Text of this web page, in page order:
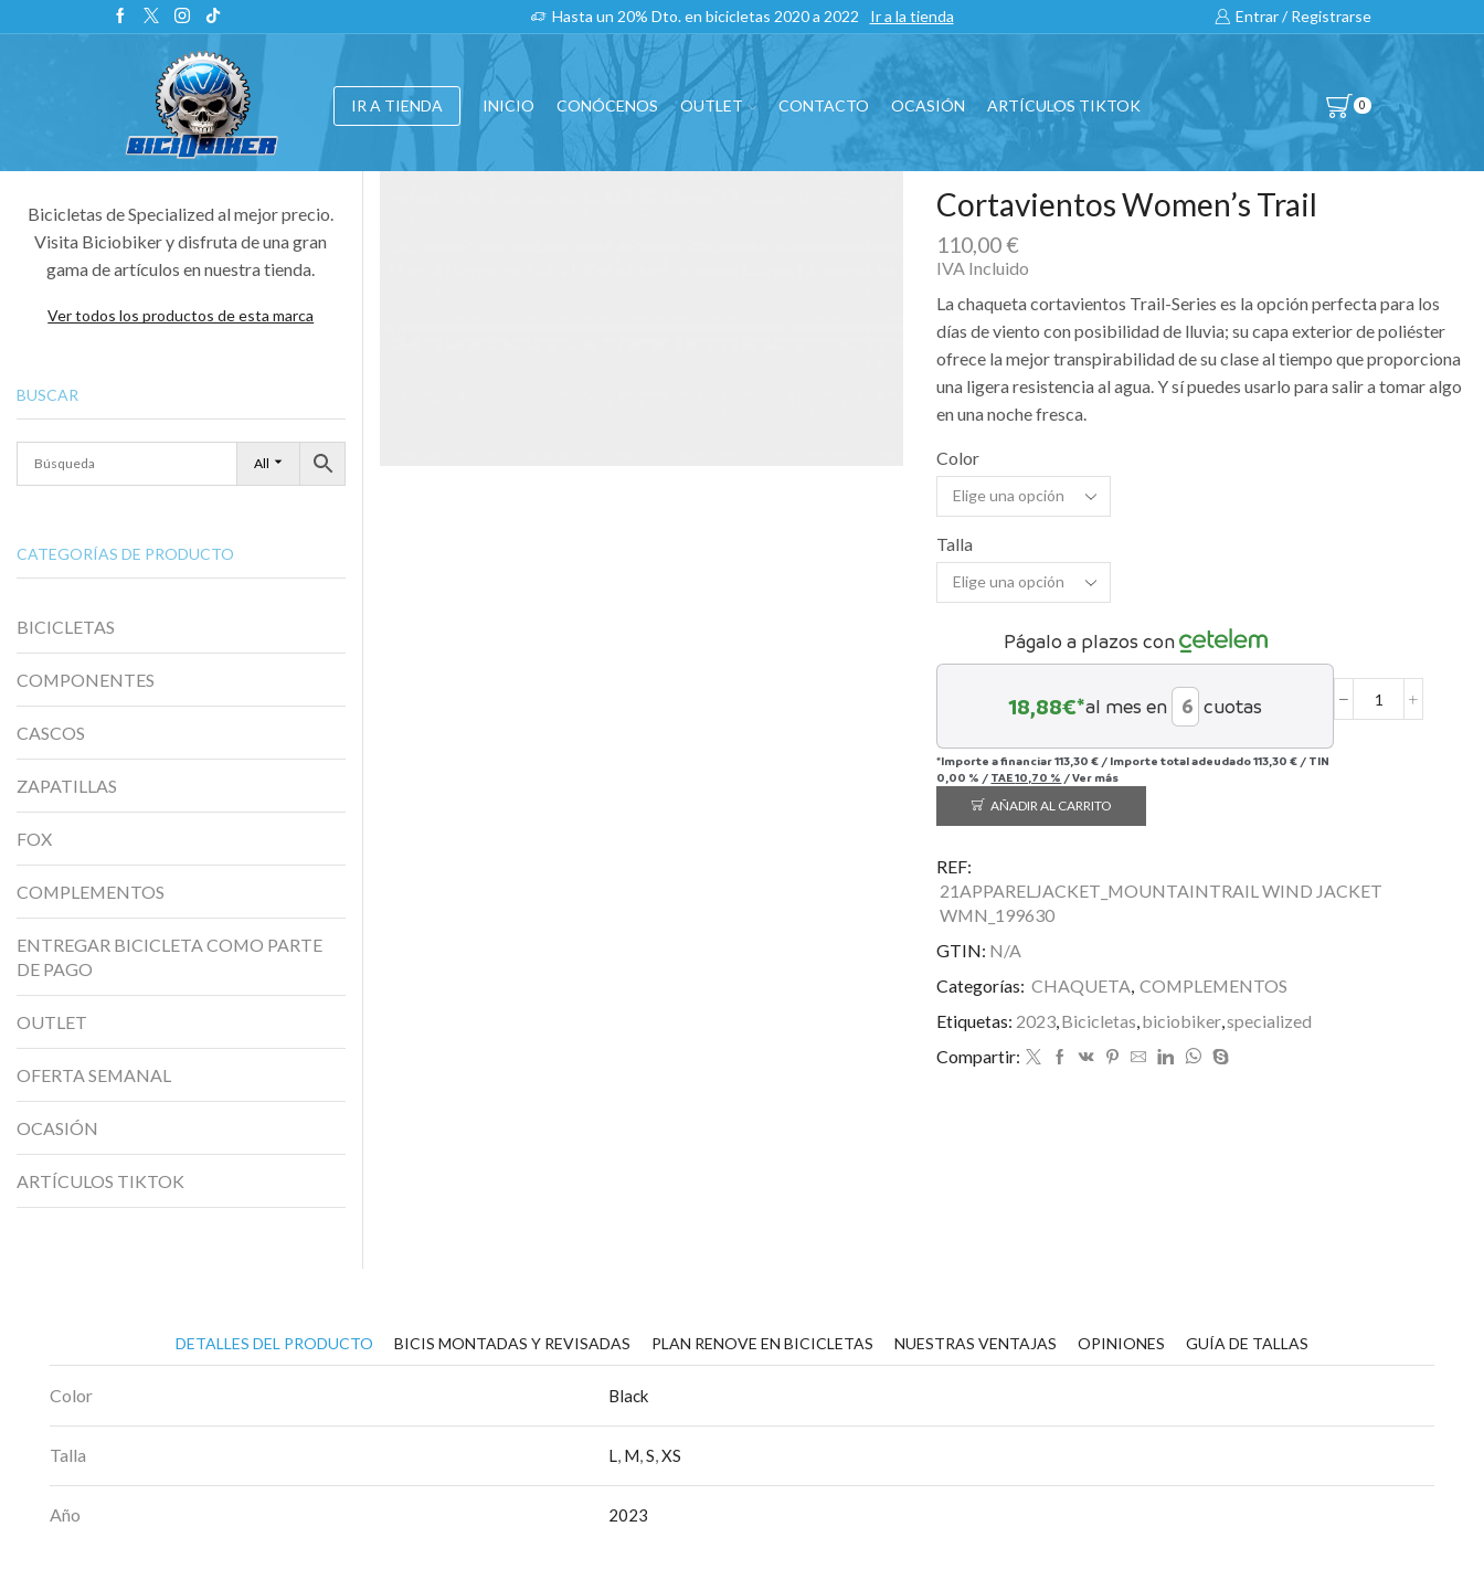
Hasta un 20% Dto. en bicicletas 2020 a 2022 Ir a la tienda Entrar / Registrarse
IR A TIENDA INICIO CONÓCENOS OUTLET CONTACTO OCASIÓN ARTÍCULOS TIKTOK 0
Cortavientos Women’s Trail
110,00€
IVA Incluido
La chaqueta cortavientos Trail-Series es la opción perfecta para los
días de viento con posibilidad de lluvia; su capa exterior de poliéster
ofrece la mejor transpirabilidad de su clase al tiempo que proporciona
una ligera resistencia al agua. Y sí puedes usarlo para salir a tomar algo
en una noche fresca.
Color
Talla
Págalo a plazos con
18,88€*al mes en cuotas
*Importe a financiar113,30 € / Importe total adeudado113,30 € / TIN
0,00 % / TAE10,70 % /Ver más
Cortavientos
AÑADIR AL CARRITO
REF:
21APPARELJACKET_MOUNTAINTRAIL WIND JACKET
WMN_199630
GTIN: N/A
Categorías: CHAQUETA, COMPLEMENTOS
Etiquetas: 2023,Bicicletas,biciobiker,specialized
Compartir:
Bicicletas de Specialized al mejor precio.
Visita Biciobiker y disfruta de una gran
gama de artículos en nuestra tienda.
Ver todos los productos de esta marca
BUSCAR
All
CATEGORÍAS DE PRODUCTO
BICICLETAS
COMPONENTES
CASCOS
ZAPATILLAS
FOX
COMPLEMENTOS
ENTREGAR BICICLETA COMO PARTE
DE PAGO
OUTLET
OFERTA SEMANAL
OCASIÓN
ARTÍCULOS TIKTOK
DETALLES DEL PRODUCTO BICIS MONTADAS Y REVISADAS PLAN RENOVE EN BICICLETAS NUESTRAS VENTAJAS OPINIONES GUÍA DE TALLAS
Color Black
Talla L, M,S,XS
Año 2023